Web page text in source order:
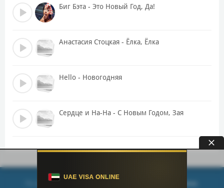
За окном кружится серебристый снег,
Дед Морозу в этот праздник не забудь налить.
Будем веселиться, незачем грустить!
Припев:
Новый год наступит, сбудутся мечты,
Новый год нас снова вместе соберет,
Дед Мороз поздравит и бокал нальет!
С Новым годом! С Новым годом!
С Новым годом! Ура!
Биг Бэта - Это Новый Год, Да!
Анастасия Стоцкая - Ёлка, Ёлка
Hello - Новогодняя
Сердце и На-На - С Новым Годом, Зая
По всем вопросам - используйте форму